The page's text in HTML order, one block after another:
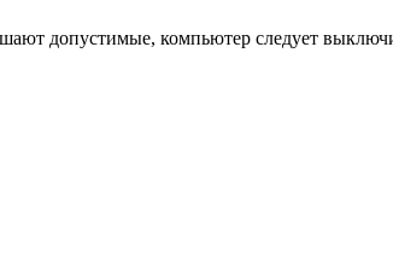
допустимые, компьютер следует